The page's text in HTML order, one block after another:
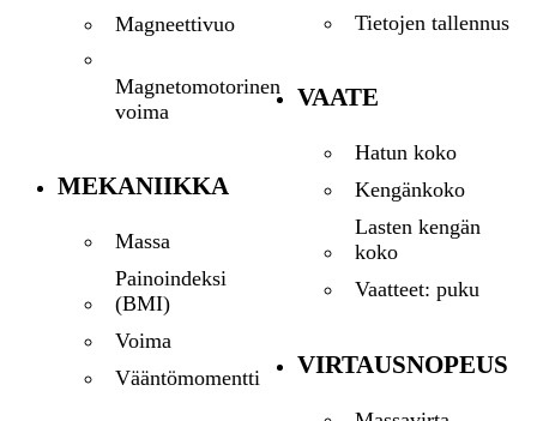
Magneettivuo
Magnetomotorinen
voima
MEKANIIKKA
Massa
Painoindeksi
(BMI)
Voima
Vääntömomentti
Tietojen tallennus
VAATE
Hatun koko
Kengänkoko
Lasten kengän
koko
Vaatteet: puku
VIRTAUSNOPEUS